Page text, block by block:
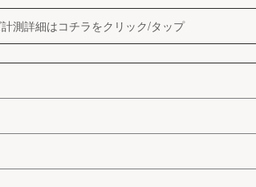
測詳細はコチラをクリック/タップ